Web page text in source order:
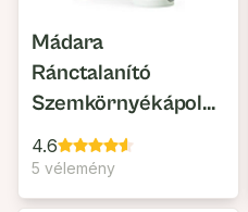
Mádara
Ránctalanító
Szemkörnyékápoló
Krém
4.6
5 vélemény